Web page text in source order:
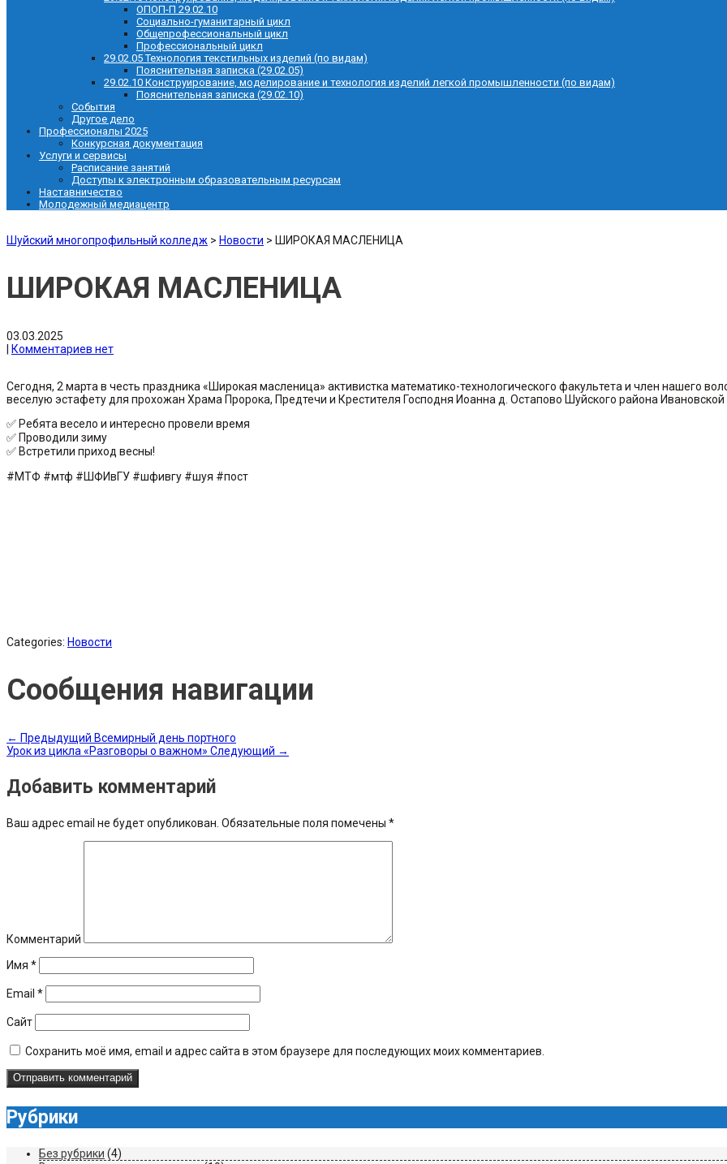
ОПОП-П 29.02.10
Социально-гуманитарный цикл
Общепрофессиональный цикл
Профессиональный цикл
29.02.05 Технология текстильных изделий (по видам)
Пояснительная записка (29.02.05)
29.02.10 Конструирование, моделирование и технология изделий легкой промышленности (по видам)
Пояснительная записка (29.02.10)
События
Другое дело
Профессионалы 2025
Конкурсная документация
Услуги и сервисы
Расписание занятий
Доступы к электронным образовательным ресурсам
Наставничество
Молодежный медиацентр
Шуйский многопрофильный колледж > Новости > ШИРОКАЯ МАСЛЕНИЦА
ШИРОКАЯ МАСЛЕНИЦА
03.03.2025
Комментариев нет
Сегодня, 2 марта в честь праздника «Широкая масленица» активистка математико-технологического факультета и член нашего
веселую эстафету для прохожан Храма Пророка, Предтечи и Крестителя Господня Иоанна д. Остапово Шуйского района Ивановской
✅ Ребята весело и интересно провели время
✅ Проводили зиму
✅ Встретили приход весны!
#МТФ #мтф #ШФИвГУ #шфивгу #шуя #пост
Categories: Новости
Сообщения навигации
← Предыдущий Всемирный день портного
Урок из цикла «Разговоры о важном» Следующий →
Добавить комментарий
Ваш адрес email не будет опубликован. Обязательные поля помечены *
Комментарий
Имя *
Email *
Сайт
Сохранить моё имя, email и адрес сайта в этом браузере для последующих моих комментариев.
Рубрики
Без рубрики (4)